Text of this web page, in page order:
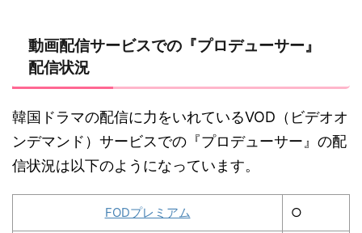
動画配信サービスでの『プロデューサー』
配信状況
韓国ドラマの配信に力をいれているVOD（ビデオオ
ンデマンド）サービスでの『プロデューサー』の配
信状況は以下のようになっています。
FODプレミアム ○